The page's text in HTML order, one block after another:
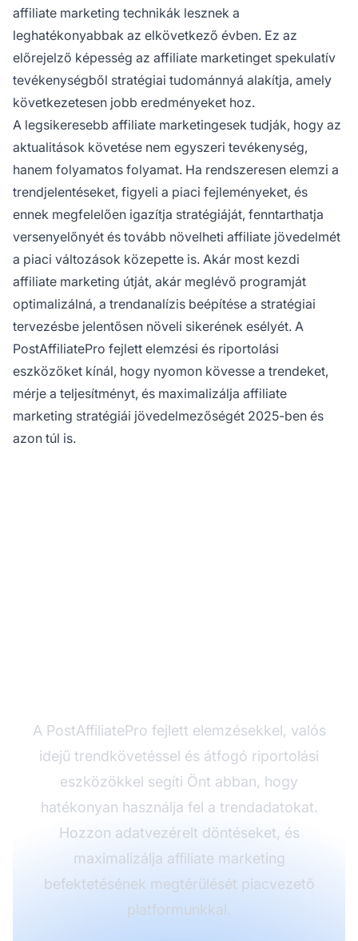
affiliate marketing technikák lesznek a
leghatékonyabbak az elkövetkező évben. Ez az
előrejelző képesség az affiliate marketinget spekulatív
tevékenységből stratégiai tudománnyá alakítja, amely
következetesen jobb eredményeket hoz.
A legsikeresebb affiliate marketingesek tudják, hogy az
aktualitások követése nem egyszeri tevékenység,
hanem folyamatos folyamat. Ha rendszeresen elemzi a
trendjelentéseket, figyeli a piaci fejleményeket, és
ennek megfelelően igazítja stratégiáját, fenntarthatja
versenyelőnyét és tovább növelheti affiliate jövedelmét
a piaci változások közepette is. Akár most kezdi
affiliate marketing útját, akár meglévő programját
optimalizálná, a trendanalízis beépítése a stratégiai
tervezésbe jelentősen növeli sikerének esélyét. A
PostAffiliatePro fejlett elemzési és riportolási
eszközöket kínál, hogy nyomon kövesse a trendeket,
mérje a teljesítményt, és maximalizálja affiliate
marketing stratégiái jövedelmezőségét 2025-ben és
azon túl is.
A PostAffiliatePro fejlett elemzésekkel, valós
idejű trendkövetéssel és átfogó riportolási
eszközökkel segíti Önt abban, hogy
hatékonyan használja fel a trendadatokat.
Hozzon adatvezérelt döntéseket, és
maximalizálja affiliate marketing
befektetésének megtérülését piacvezető
platformunkkal.